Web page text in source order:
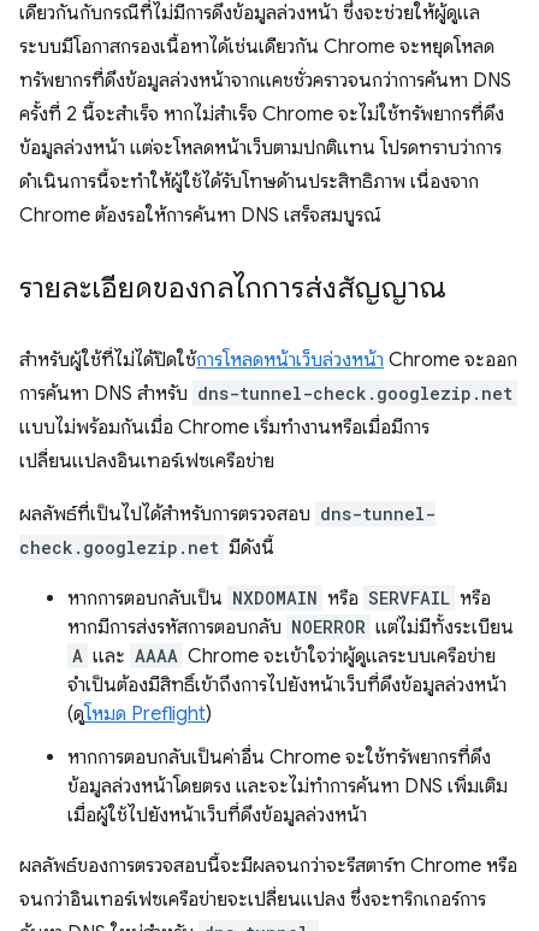
เดียวกันกับกรณีที่ไม่มีการดึงข้อมูลล่วงหน้า ซึ่งจะช่วยให้ผู้ดูแล
ระบบมีโอกาสกรองเนื้อหาได้เช่นเดียวกัน Chrome จะหยุดโหลด
ทรัพยากรที่ดึงข้อมูลล่วงหน้าจากแคชชั่วคราวจนกว่าการค้นหา DNS
ครั้งที่ 2 นี้จะสำเร็จ หากไม่สำเร็จ Chrome จะไม่ใช้ทรัพยากรที่ดึง
ข้อมูลล่วงหน้า แต่จะโหลดหน้าเว็บตามปกติแทน โปรดทราบว่าการ
ดำเนินการนี้จะทำให้ผู้ใช้ได้รับโทษด้านประสิทธิภาพ เนื่องจาก
Chrome ต้องรอให้การค้นหา DNS เสร็จสมบูรณ์
รายละเอียดของกลไกการส่งสัญญาณ
สำหรับผู้ใช้ที่ไม่ได้ปิดใช้การโหลดหน้าเว็บล่วงหน้า Chrome จะออก
การค้นหา DNS สำหรับ dns-tunnel-check.googlezip.net
แบบไม่พร้อมกันเมื่อ Chrome เริ่มทำงานหรือเมื่อมีการ
เปลี่ยนแปลงอินเทอร์เฟซเครือข่าย
ผลลัพธ์ที่เป็นไปได้สำหรับการตรวจสอบ dns-tunnel-
check.googlezip.net มีดังนี้
หากการตอบกลับเป็น NXDOMAIN หรือ SERVFAIL หรือ
หากมีการส่งรหัสการตอบกลับ NOERROR แต่ไม่มีทั้งระเบียน
A และ AAAA Chrome จะเข้าใจว่าผู้ดูแลระบบเครือข่าย
จำเป็นต้องมีสิทธิ์เข้าถึงการไปยังหน้าเว็บที่ดึงข้อมูลล่วงหน้า
(ดูโหมด Preflight)
หากการตอบกลับเป็นค่าอื่น Chrome จะใช้ทรัพยากรที่ดึง
ข้อมูลล่วงหน้าโดยตรง และจะไม่ทำการค้นหา DNS เพิ่มเติม
เมื่อผู้ใช้ไปยังหน้าเว็บที่ดึงข้อมูลล่วงหน้า
ผลลัพธ์ของการตรวจสอบนี้จะมีผลจนกว่าจะรีสตาร์ท Chrome หรือ
จนกว่าอินเทอร์เฟซเครือข่ายจะเปลี่ยนแปลง ซึ่งจะทริกเกอร์การ